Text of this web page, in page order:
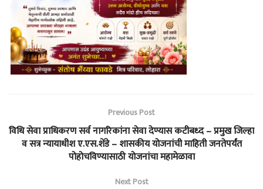
Previous Post
विधि सेवा प्राधिकरण सर्व नागरिकांना सेवा देण्यास कटीबध्द – प्रमुख जिल्हा
व सत्र न्यायाधीश ए.एस.शेंडे – शासकीय योजनांची माहिती जनतेपर्यंत
पोहोचविण्यासाठी योजनांचा महामेळावा
Next Post